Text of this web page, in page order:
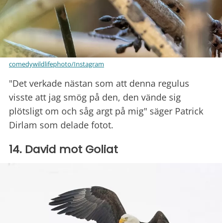
comedywildlifephoto/Instagram
"Det verkade nästan som att denna regulus
visste att jag smög på den, den vände sig
plötsligt om och såg argt på mig" säger Patrick
Dirlam som delade fotot.
14. David mot Goliat